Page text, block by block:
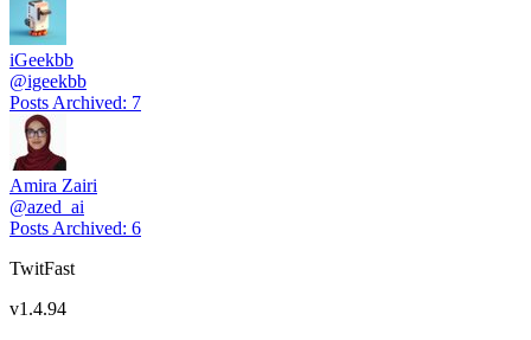
iGeekbb
@igeekbb
Posts Archived: 7
Amira Zairi
@azed_ai
Posts Archived: 6
TwitFast
v1.4.94